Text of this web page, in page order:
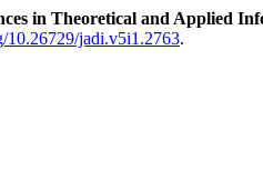
in Theoretical and Applied
10.26729/jadi.v5i1.2763.